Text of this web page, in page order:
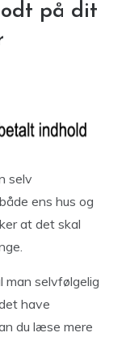
på dit
selv
ens hus og
at det skal
man selvfølgelig
have
du læse mere